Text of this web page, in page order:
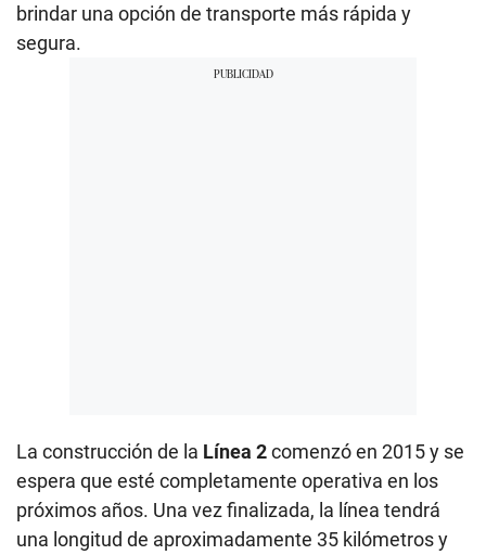
brindar una opción de transporte más rápida y
segura.
La construcción de la Línea 2comenzó en 2015 y se
espera que esté completamente operativa en los
próximos años. Una vez finalizada, la línea tendrá
una longitud de aproximadamente 35 kilómetros y